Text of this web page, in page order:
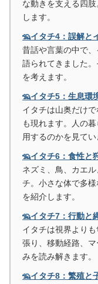
な動きを支える四
します。
🦡イタチ4：誤解
昔話や言葉の中で
語られてきました
を考えます。
🦡イタチ5：生息
イタチは山奥だけ
も現れます。人の
用するのかを見てい
🦡イタチ6：食性
ネズミ、鳥、カエ
チ。小さな体で多
を紹介します。
🦡イタチ7：行動
イタチは視界より
張り、移動経路、
みを読み解きます。
🦡イタチ8：繁殖